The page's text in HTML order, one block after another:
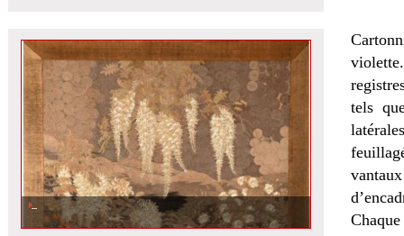
Estimation d\'une tenture du Japon dans notre prochaine vente d\'Art
d\'Asie à Drouot
tels